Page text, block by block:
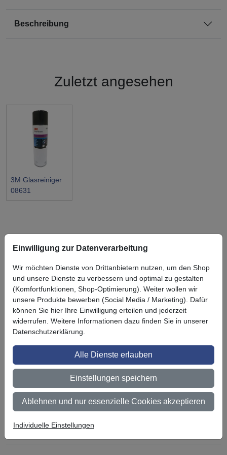
Beschreibung
Zuletzt angesehen
3M Glasreiniger
08631
3M BestPartner Commercial Solutions
Preisschutz für unsere Kunden
Persönliche Beratung und Betreuung
Keine Mindestbestellmenge
Ab 300 € Nettowarenwert versandkostenfrei (innerhalb
Deutschland)
Zertifiziert nach ISO 9001
Qualifizierter Fachhändler
Lagerware wird bei Bestellung bis 14 Uhr noch am selben
Einwilligung zur Datenverarbeitung
Wir möchten Dienste von Drittanbietern nutzen, um den Shop
und unsere Dienste zu verbessern und optimal zu gestalten
(Komfortfunktionen, Shop-Optimierung). Weiter wollen wir
unsere Produkte bewerben (Social Media / Marketing). Dafür
können Sie hier Ihre Einwilligung erteilen und jederzeit
widerrufen. Weitere Informationen dazu finden Sie in unserer
Datenschutzerklärung.
Alle Dienste erlauben
Einstellungen speichern
Ablehnen und nur essenzielle Cookies akzeptieren
Individuelle Einstellungen